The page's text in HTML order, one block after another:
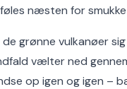
næsten for
grønne vulkanøer
vælter ned
op igen og igen –